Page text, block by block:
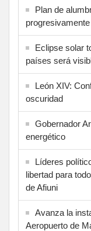
Plan de
Eclipse solar
países será
León XIV:
oscuridad
Gobernador
energético
Líderes
libertad para
de Afiuni
Avanza la
Aeropuerto de